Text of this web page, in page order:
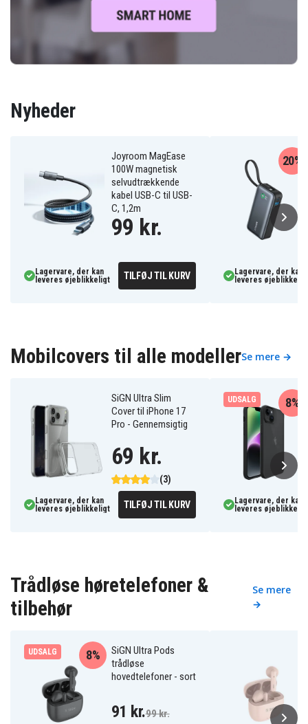
Nyheder
Joyroom MagEase
100W magnetisk
selvudtrækkende
kabel USB-C til USB-
C, 1,2m
99 kr.
Lagervare, der kan
leveres øjeblikkeligt
TILFØJ TIL KURV
20%
Lagervare, der kan
leveres
Mobilcovers til alle modellerSe mere →
SiGN Ultra Slim
Cover til iPhone 17
Pro - Gennemsigtig
(3)
69 kr.
Lagervare, der kan
leveres øjeblikkeligt
TILFØJ TIL KURV
UDSALG 8%
Lagervare, der kan
leveres
Trådløse høretelefoner &
tilbehør
Se mere
→
UDSALG
SiGN Ultra Pods
trådløse
hovedtelefoner - sort
8%
91 kr.99 kr.